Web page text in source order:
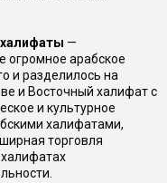
халифаты —
огромное арабское
и разделилось на
и Восточный халифат с
и культурное
халифатами,
торговля